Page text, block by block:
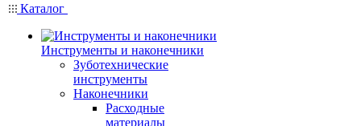
Каталог
Инструменты и наконечники
Зуботехнические
инструменты
Наконечники
Расходные
материалы